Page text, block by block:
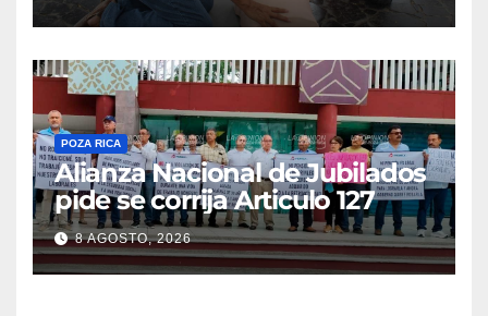
POZA RICA
Alianza Nacional de Jubilados
pide se corrija Articulo 127
8 AGOSTO, 2026